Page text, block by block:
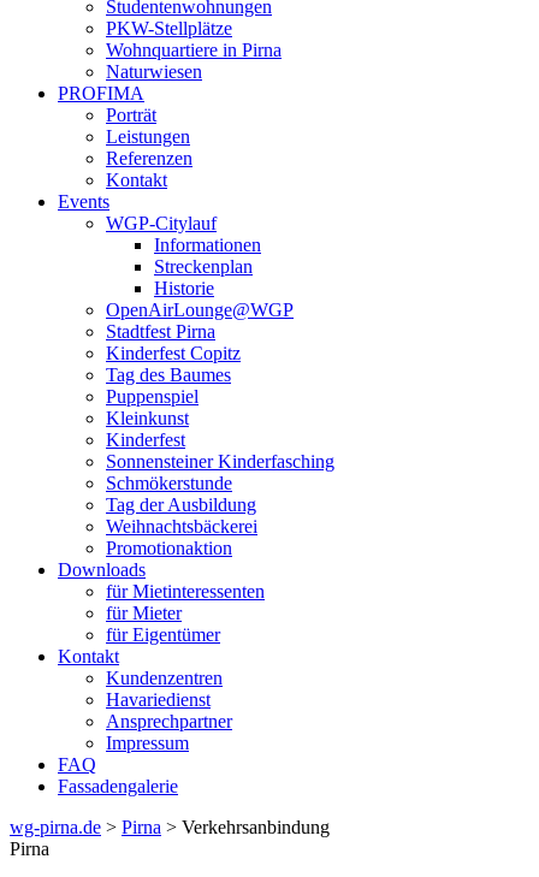
Studentenwohnungen
PKW-Stellplätze
Wohnquartiere in Pirna
Naturwiesen
PROFIMA
Porträt
Leistungen
Referenzen
Kontakt
Events
WGP-Citylauf
Informationen
Streckenplan
Historie
OpenAirLounge@WGP
Stadtfest Pirna
Kinderfest Copitz
Tag des Baumes
Puppenspiel
Kleinkunst
Kinderfest
Sonnensteiner Kinderfasching
Schmökerstunde
Tag der Ausbildung
Weihnachtsbäckerei
Promotionaktion
Downloads
für Mietinteressenten
für Mieter
für Eigentümer
Kontakt
Kundenzentren
Havariedienst
Ansprechpartner
Impressum
FAQ
Fassadengalerie
wg-pirna.de > Pirna > Verkehrsanbindung
Pirna